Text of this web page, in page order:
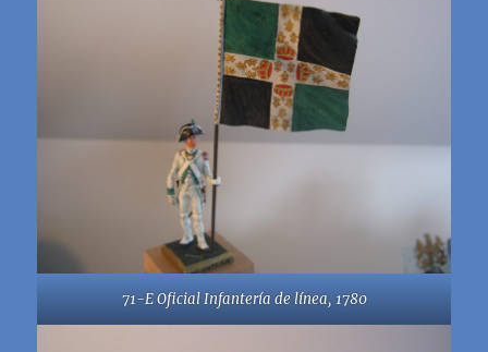
71-E Oficial Infantería de línea, 1780